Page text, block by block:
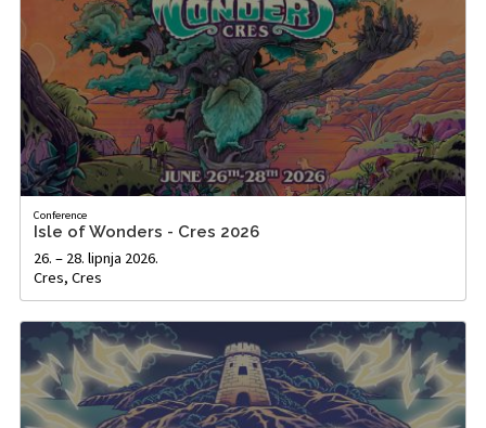
Conference
Isle of Wonders - Cres 2026
26. – 28. lipnja 2026.
Cres, Cres